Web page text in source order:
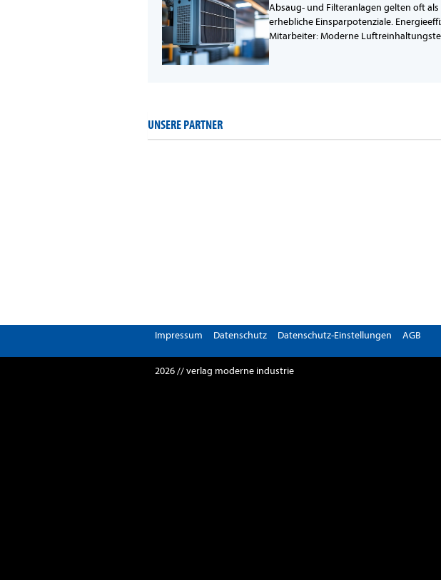
Absaug- und Filteranlagen gelten oft
erhebliche Einsparpotenziale.
Mitarbeiter: Moderne
UNSERE PARTNER
Impressum Datenschutz Datenschutz-Einstellungen AGB
2026 // verlag moderne industrie